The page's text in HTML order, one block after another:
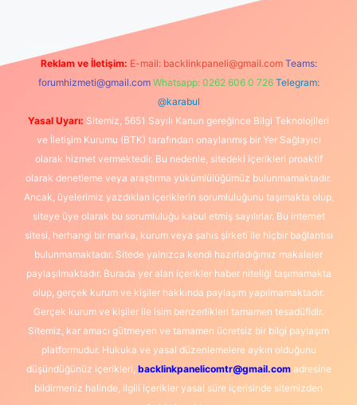
Reklam ve İletişim: E-mail: backlinkpaneli@gmail.com Teams:
forumhizmeti@gmail.com Whatsapp: 0262 606 0 726 Telegram:
@karabul
Yasal Uyarı: Sitemiz, 5651 Sayılı Kanun gereğince Bilgi Teknolojileri
ve İletişim Kurumu (BTK) tarafından onaylanmış bir Yer Sağlayıcı
olarak hizmet vermektedir. Bu nedenle, sitedeki içerikleri proaktif
olarak denetleme veya araştırma yükümlülüğümüz bulunmamaktadır.
Ancak, üyelerimiz yazdıkları içeriklerin sorumluluğunu taşımakta olup,
siteye üye olarak bu sorumluluğu kabul etmiş sayılırlar. Bu internet
sitesi, herhangi bir marka, kurum veya şahıs şirketi ile hiçbir bağlantısı
bulunmamaktadır. Sitede yalnızca kendi hazırladığımız makaleler
paylaşılmaktadır. Burada yer alan içerikler haber niteliği taşımamakta
olup, gerçek kurum ve kişiler hakkında paylaşım yapılmamaktadır.
Gerçek kurum ve kişiler ile isim benzerlikleri tamamen tesadüfidir.
Sitemiz, kar amacı gütmeyen ve tamamen ücretsiz bir bilgi paylaşım
platformudur. Hukuka ve yasal düzenlemelere aykırı olduğunu
düşündüğünüz içerikleri, backlinkpanelicomtr@gmail.comadresine
bildirmeniz halinde, ilgili içerikler yasal süre içerisinde sitemizden